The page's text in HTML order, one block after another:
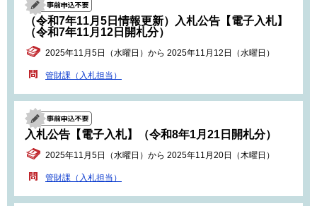
（令和7年11月5日情報更新）入札公告【電子入札】
（令和7年11月12日開札分）
2025年11月5日（水曜日）から 2025年11月12日（水曜日）
管財課（入札担当）
入札公告【電子入札】（令和8年1月21日開札分）
2025年11月5日（水曜日）から 2025年11月20日（木曜日）
管財課（入札担当）